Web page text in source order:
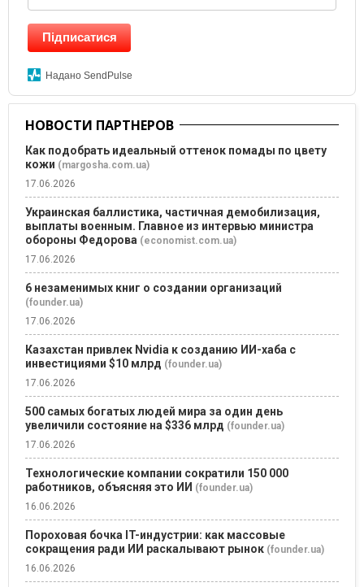
Підписатися
Надано SendPulse
НОВОСТИ ПАРТНЕРОВ
Как подобрать идеальный оттенок помады по цвету
кожи (margosha.com.ua)
17.06.2026
Украинская баллистика, частичная демобилизация,
выплаты военным. Главное из интервью министра
обороны Федорова (economist.com.ua)
17.06.2026
6 незаменимых книг о создании организаций
(founder.ua)
17.06.2026
Казахстан привлек Nvidia к созданию ИИ-хаба с
инвестициями $10 млрд (founder.ua)
17.06.2026
500 самых богатых людей мира за один день
увеличили состояние на $336 млрд (founder.ua)
17.06.2026
Технологические компании сократили 150 000
работников, объясняя это ИИ (founder.ua)
16.06.2026
Пороховая бочка IT-индустрии: как массовые
сокращения ради ИИ раскалывают рынок (founder.ua)
16.06.2026